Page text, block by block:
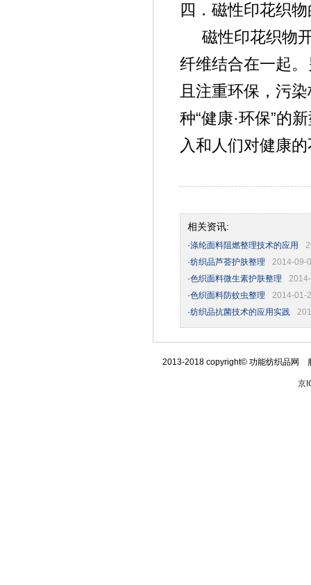
四．磁性印花织
磁性印花织物
纤维结合在一起
且注重环保，污
种“健康·环保”的
入和人们对健康
相关资讯:
·涤纶面料阻燃整理技术的应用
·纺织品芦荟护肤整理
2014-09-
·色织面料微生素护肤整理
·色织面料防蚊虫整理
2014-01-
·纺织品抗菌技术的应用实践
2013-2018 copyright© 功能纺织品网
京